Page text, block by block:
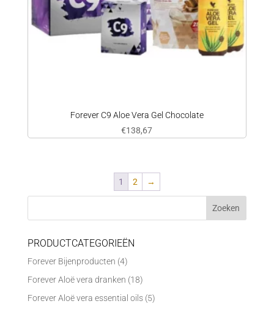
Forever C9 Aloe Vera Gel Chocolate
€138,67
1 2 →
PRODUCTCATEGORIEËN
Forever Bijenproducten (4)
Forever Aloë vera dranken (18)
Forever Aloë vera essential oils (5)